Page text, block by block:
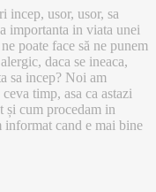
incep, usor, usor, sa
importanta in viata unei
poate face să ne punem
daca se ineaca,
sa incep? Noi am
timp, asa ca astazi
și cum procedam in
informat cand e mai bine